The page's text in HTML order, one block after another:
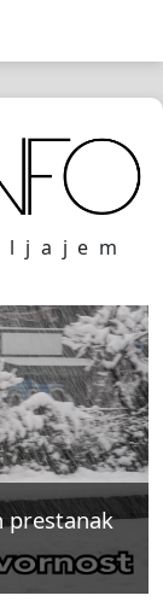
prestanak
prestanak
prestanak